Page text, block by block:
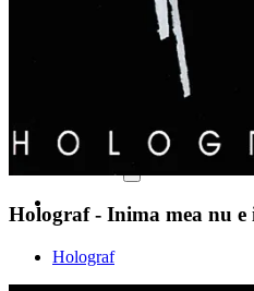
Holograf - Inima mea nu e
Holograf